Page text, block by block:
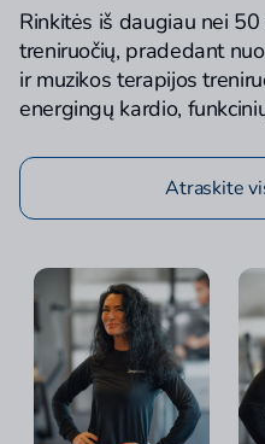
Rinkitės iš daugiau nei
treniruočių, pradedant
ir muzikos terapijos
energingų kardio,
Atraskite